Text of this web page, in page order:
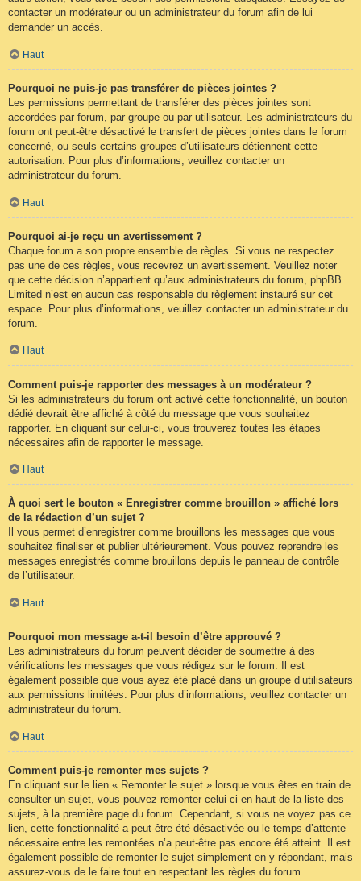
contacter un modérateur ou un administrateur du forum afin de lui
demander un accès.
Haut
Pourquoi ne puis-je pas transférer de pièces jointes ?
Les permissions permettant de transférer des pièces jointes sont
accordées par forum, par groupe ou par utilisateur. Les administrateurs du
forum ont peut-être désactivé le transfert de pièces jointes dans le forum
concerné, ou seuls certains groupes d’utilisateurs détiennent cette
autorisation. Pour plus d’informations, veuillez contacter un
administrateur du forum.
Haut
Pourquoi ai-je reçu un avertissement ?
Chaque forum a son propre ensemble de règles. Si vous ne respectez
pas une de ces règles, vous recevrez un avertissement. Veuillez noter
que cette décision n’appartient qu’aux administrateurs du forum, phpBB
Limited n’est en aucun cas responsable du règlement instauré sur cet
espace. Pour plus d’informations, veuillez contacter un administrateur du
forum.
Haut
Comment puis-je rapporter des messages à un modérateur ?
Si les administrateurs du forum ont activé cette fonctionnalité, un bouton
dédié devrait être affiché à côté du message que vous souhaitez
rapporter. En cliquant sur celui-ci, vous trouverez toutes les étapes
nécessaires afin de rapporter le message.
Haut
À quoi sert le bouton « Enregistrer comme brouillon » affiché lors
de la rédaction d’un sujet ?
Il vous permet d’enregistrer comme brouillons les messages que vous
souhaitez finaliser et publier ultérieurement. Vous pouvez reprendre les
messages enregistrés comme brouillons depuis le panneau de contrôle
de l’utilisateur.
Haut
Pourquoi mon message a-t-il besoin d’être approuvé ?
Les administrateurs du forum peuvent décider de soumettre à des
vérifications les messages que vous rédigez sur le forum. Il est
également possible que vous ayez été placé dans un groupe d’utilisateurs
aux permissions limitées. Pour plus d’informations, veuillez contacter un
administrateur du forum.
Haut
Comment puis-je remonter mes sujets ?
En cliquant sur le lien « Remonter le sujet » lorsque vous êtes en train de
consulter un sujet, vous pouvez remonter celui-ci en haut de la liste des
sujets, à la première page du forum. Cependant, si vous ne voyez pas ce
lien, cette fonctionnalité a peut-être été désactivée ou le temps d’attente
nécessaire entre les remontées n’a peut-être pas encore été atteint. Il est
également possible de remonter le sujet simplement en y répondant, mais
assurez-vous de le faire tout en respectant les règles du forum.